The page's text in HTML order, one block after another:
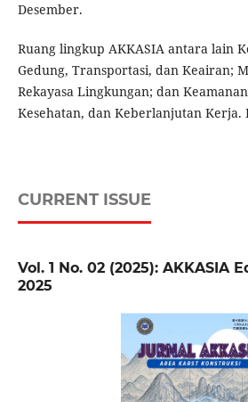
Desember.
Ruang lingkup AKKASIA antara lain
Gedung, Transportasi, dan Keairan;
Rekayasa Lingkungan; dan
Kesehatan, dan Keberlanjutan Kerja.
CURRENT ISSUE
Vol. 1 No. 02 (2025): AKKASIA
2025